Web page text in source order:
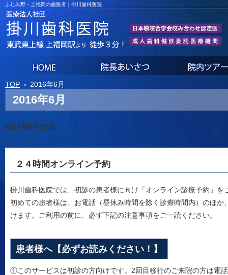
2016年6月
ふじみ野・上福岡の歯医者｜掛川歯科医院
2016年6月13日
２４時間オンライン予約
掛川歯科医院では、初診の患者様に向け「オンライン診療予約」
初めての患者様は、お電話（昼休み時間を除く診療時間内）のほ
けます。ご利用の前に、必ず下記の注意事項をご一読ください。
患者様へ【必ずお読みください！】
①このサービスは初診の方向けです。2回目移行のご来院の方は電
TOP 2016年6月